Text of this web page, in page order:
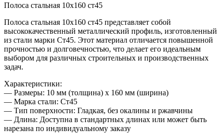
Полоса стальная 10х160 ст45
Полоса стальная 10х160 ст45 представляет собой
высококачественный металлический профиль, изготовленный
из стали марки Ст45. Этот материал отличается повышенной
прочностью и долговечностью, что делает его идеальным
выбором для различных строительных и производственных
задач.
Характеристики:
— Размеры: 10 мм (толщина) x 160 мм (ширина)
— Марка стали: Ст45
— Тип поверхности: Гладкая, без окалины и ржавчины
— Длина: Доступна в стандартных длинах или может быть
нарезана по индивидуальному заказу